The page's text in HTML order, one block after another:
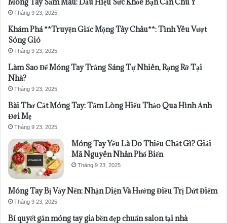
Tháng 9 23, 2025
Khám Phá **Truyện Giấc Mộng Tây Châu**: Tình Yêu Vượt
Sóng Gió
Tháng 9 23, 2025
Làm Sao Để Móng Tay Trắng Sáng Tự Nhiên, Rạng Rỡ Tại
Nhà?
Tháng 9 23, 2025
Bài Thơ Cắt Móng Tay: Tấm Lòng Hiếu Thảo Qua Hình Ảnh
Đời Mẹ
Tháng 9 23, 2025
Móng Tay Yếu Là Do Thiếu Chất Gì? Giải
Mã Nguyên Nhân Phổ Biến
Tháng 9 23, 2025
Móng Tay Bị Vảy Nến: Nhận Diện Và Hướng Điều Trị Dứt Điểm
Tháng 9 23, 2025
Bí quyết gắn móng tay giả bền đẹp chuẩn salon tại nhà